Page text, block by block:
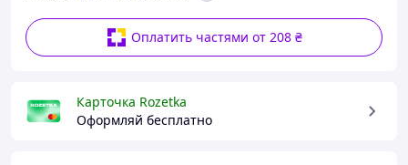
Оплатить частями от 208 ₴
Карточка Rozetka
Оформляй бесплатно